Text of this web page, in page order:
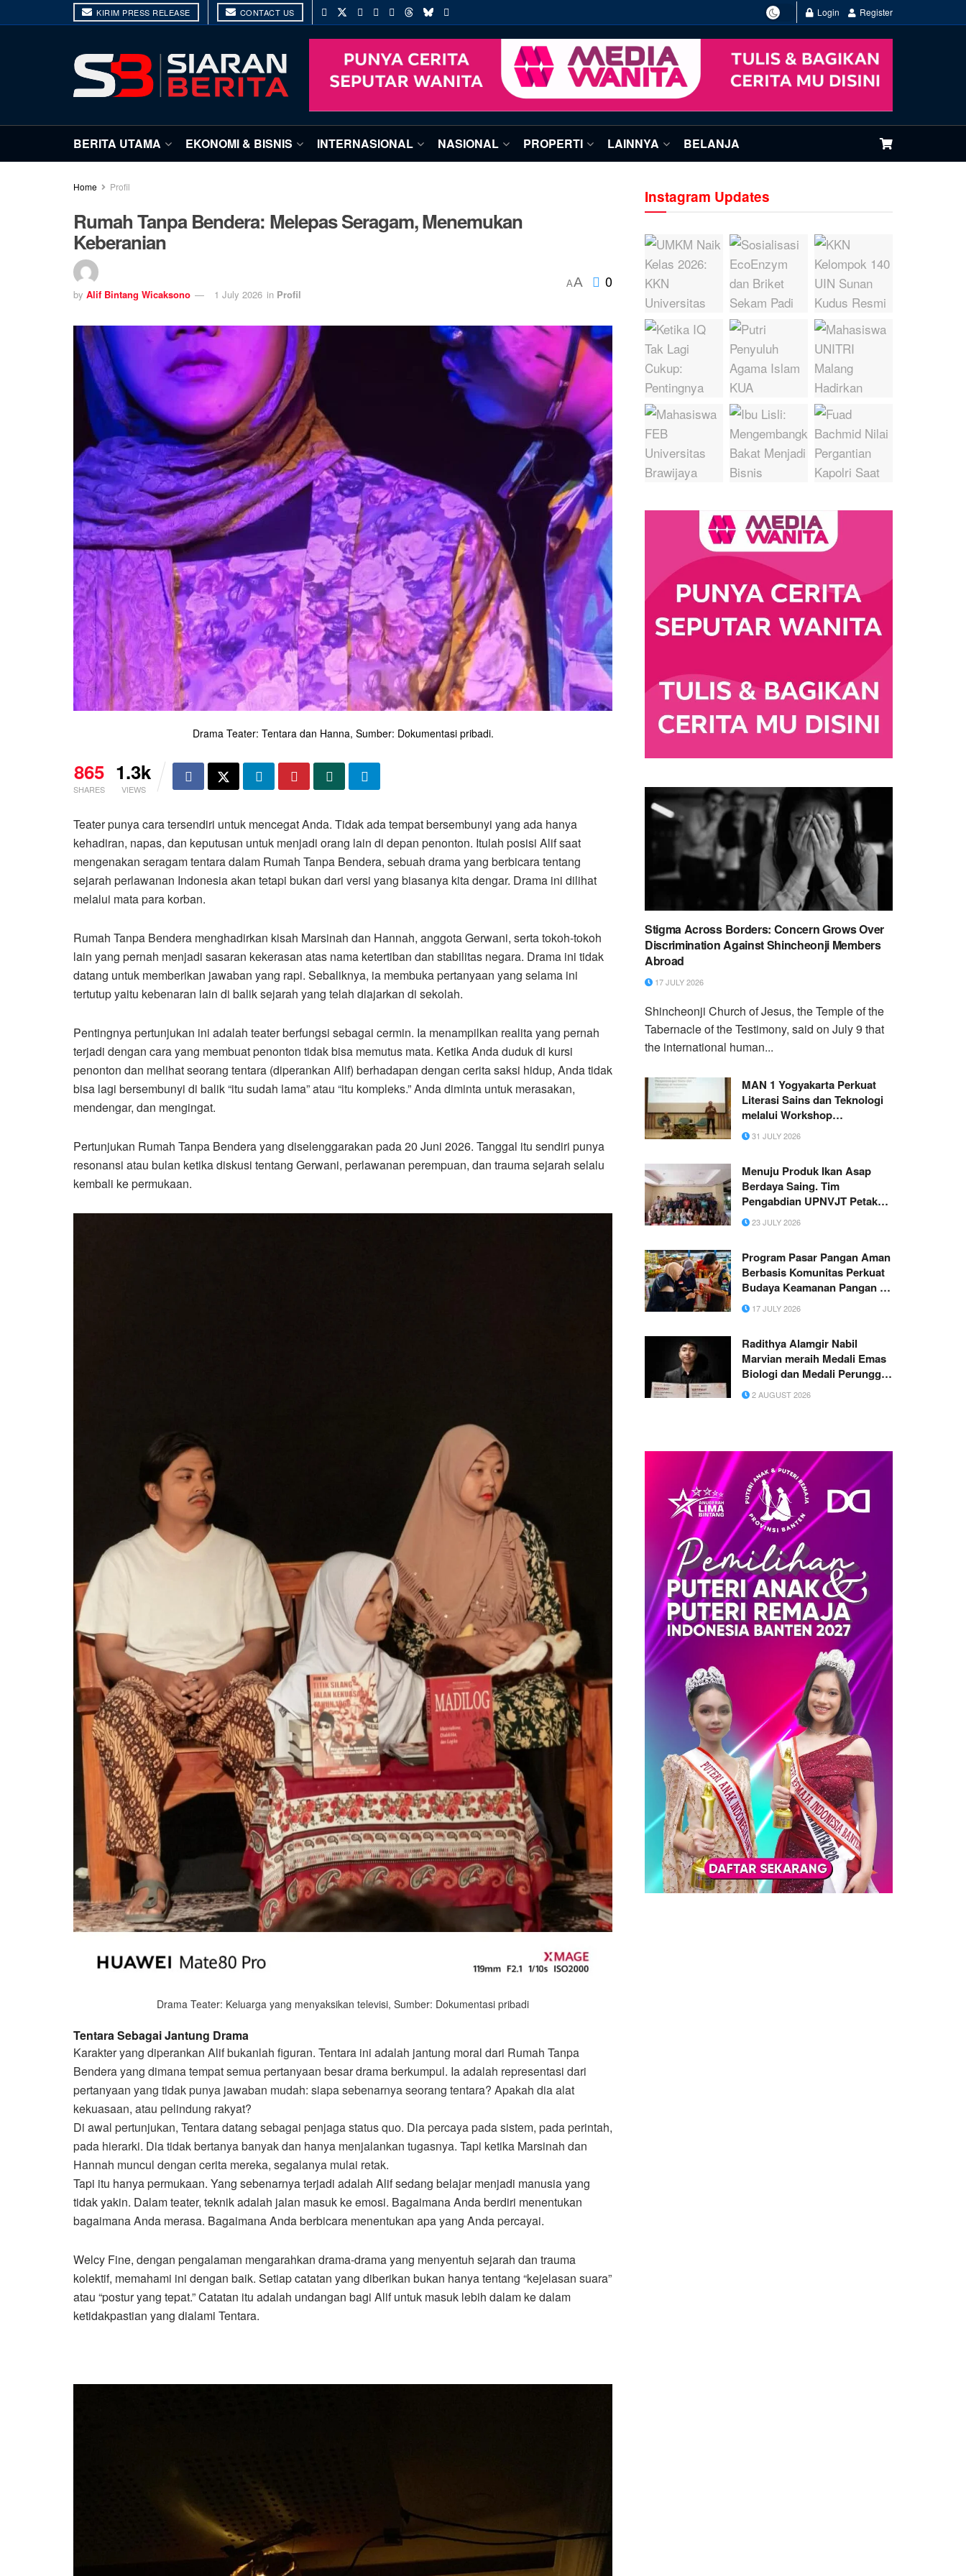
KIRIM PRESS RELEASE CONTACT US Login Register
BERITA UTAMA EKONOMI & BISNIS INTERNASIONAL NASIONAL PROPERTI LAINNYA BELANJA
Home Profil
Rumah Tanpa Bendera: Melepas Seragam, Menemukan
Keberanian
by Alif Bintang Wicaksono 1 July 2026 in Profil
AA 0
Drama Teater: Tentara dan Hanna, Sumber: Dokumentasi pribadi.
865
SHARES
1.3k
VIEWS
Teater punya cara tersendiri untuk mencegat Anda. Tidak ada tempat bersembunyi yang ada hanya
kehadiran, napas, dan keputusan untuk menjadi orang lain di depan penonton. Itulah posisi Alif saat
mengenakan seragam tentara dalam Rumah Tanpa Bendera, sebuah drama yang berbicara tentang
sejarah perlawanan Indonesia akan tetapi bukan dari versi yang biasanya kita dengar. Drama ini dilihat
melalui mata para korban.
Rumah Tanpa Bendera menghadirkan kisah Marsinah dan Hannah, anggota Gerwani, serta tokoh-tokoh
lain yang pernah menjadi sasaran kekerasan atas nama ketertiban dan stabilitas negara. Drama ini tidak
datang untuk memberikan jawaban yang rapi. Sebaliknya, ia membuka pertanyaan yang selama ini
tertutup yaitu kebenaran lain di balik sejarah yang telah diajarkan di sekolah.
Pentingnya pertunjukan ini adalah teater berfungsi sebagai cermin. Ia menampilkan realita yang pernah
terjadi dengan cara yang membuat penonton tidak bisa memutus mata. Ketika Anda duduk di kursi
penonton dan melihat seorang tentara (diperankan Alif) berhadapan dengan cerita saksi hidup, Anda tidak
bisa lagi bersembunyi di balik “itu sudah lama” atau “itu kompleks.” Anda diminta untuk merasakan,
mendengar, dan mengingat.
Pertunjukan Rumah Tanpa Bendera yang diselenggarakan pada 20 Juni 2026. Tanggal itu sendiri punya
resonansi atau bulan ketika diskusi tentang Gerwani, perlawanan perempuan, dan trauma sejarah selalu
kembali ke permukaan.
Drama Teater: Keluarga yang menyaksikan televisi, Sumber: Dokumentasi pribadi
Tentara Sebagai Jantung Drama
Karakter yang diperankan Alif bukanlah figuran. Tentara ini adalah jantung moral dari Rumah Tanpa
Bendera yang dimana tempat semua pertanyaan besar drama berkumpul. Ia adalah representasi dari
pertanyaan yang tidak punya jawaban mudah: siapa sebenarnya seorang tentara? Apakah dia alat
kekuasaan, atau pelindung rakyat?
Di awal pertunjukan, Tentara datang sebagai penjaga status quo. Dia percaya pada sistem, pada perintah,
pada hierarki. Dia tidak bertanya banyak dan hanya menjalankan tugasnya. Tapi ketika Marsinah dan
Hannah muncul dengan cerita mereka, segalanya mulai retak.
Tapi itu hanya permukaan. Yang sebenarnya terjadi adalah Alif sedang belajar menjadi manusia yang
tidak yakin. Dalam teater, teknik adalah jalan masuk ke emosi. Bagaimana Anda berdiri menentukan
bagaimana Anda merasa. Bagaimana Anda berbicara menentukan apa yang Anda percayai.
Welcy Fine, dengan pengalaman mengarahkan drama-drama yang menyentuh sejarah dan trauma
kolektif, memahami ini dengan baik. Setiap catatan yang diberikan bukan hanya tentang “kejelasan suara”
atau “postur yang tepat.” Catatan itu adalah undangan bagi Alif untuk masuk lebih dalam ke dalam
ketidakpastian yang dialami Tentara.
Instagram Updates
Stigma Across Borders: Concern Grows Over
Discrimination Against Shincheonji Members
Abroad
17 JULY 2026
Shincheonji Church of Jesus, the Temple of the
Tabernacle of the Testimony, said on July 9 that
the international human...
MAN 1 Yogyakarta Perkuat
Literasi Sains dan Teknologi
melalui Workshop
Internasional di UGM
31 JULY 2026
Menuju Produk Ikan Asap
Berdaya Saing. Tim
Pengabdian UPNVJT Petakan
Kebutuhan Teknologi dan
Persiapan Standar Halal
Pasuruan
23 JULY 2026
Program Pasar Pangan Aman
Berbasis Komunitas Perkuat
Budaya Keamanan Pangan di
Pasar Amahami
17 JULY 2026
Radithya Alamgir Nabil
Marvian meraih Medali Emas
Biologi dan Medali Perunggu
Kimia pada Olimpiade
Nasional URSA 2026.
2 AUGUST 2026